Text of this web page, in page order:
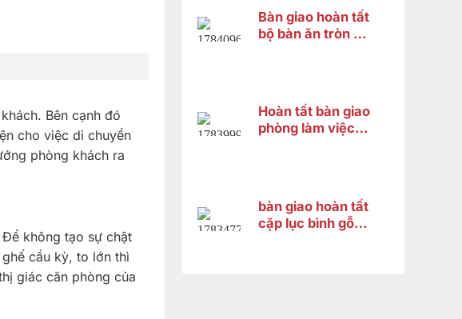
Bên cạnh đó
cho việc di chuyển
phòng khách ra
không tạo sự chật
cầu kỳ, to lớn thì
giác căn phòng của
Bàn giao hoàn tất
bộ bàn ăn tròn gỗ
Hoàn tất bàn giao
phòng làm việc
bàn giao hoàn tất
cặp lục bình gỗ